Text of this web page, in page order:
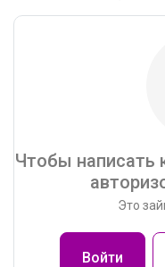
Чтобы написать
Это
Войти